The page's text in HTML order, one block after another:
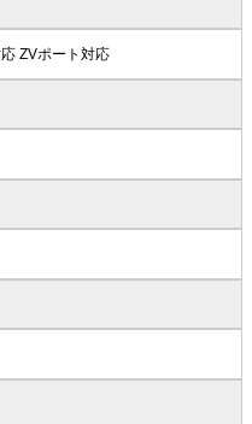
ZVポート対応